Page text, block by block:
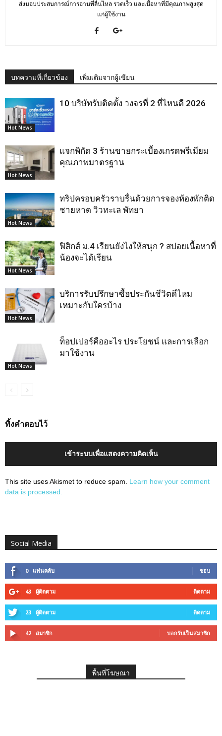
ส่งมอบประสบการณ์การอ่านที่ลื่นไหล รวดเร็ว และเนื้อหาที่มีคุณภาพสูงสุด
แก่ผู้ใช้งาน
บทความที่เกี่ยวข้อง เพิ่มเติมจากผู้เขียน
Hot News
10 บริษัทรับติดตั้ง วงจรที่ 2 ที่ไหนดี 2026
Hot News
แจกพิกัด 3 ร้านขายกระเบื้องเกรดพรีเมียม
คุณภาพมาตรฐาน
Hot News
ทริปครอบครัวราบรื่นด้วยการจองห้องพักติด
ชายหาด วิวทะเล พัทยา
Hot News
ฟิสิกส์ ม.4 เรียนยังไงให้สนุก ? สปอยเนื้อหาที่
น้องจะได้เรียน
Hot News
บริการรับปรึกษาซื้อประกันชีวิตดีไหม
เหมาะกับใครบ้าง
Hot News
ท็อปเปอร์คืออะไร ประโยชน์ และการเลือก
มาใช้งาน
ทิ้งคำตอบไว้
เข้าระบบเพื่อแสดงความคิดเห็น
This site uses Akismet to reduce spam. Learn how your comment
data is processed.
Social Media
0 แฟนคลับ ชอบ
43 ผู้ติดตาม ติดตาม
23 ผู้ติดตาม ติดตาม
42 สมาชิก บอกรับเป็นสมาชิก
พื้นที่โฆษณา